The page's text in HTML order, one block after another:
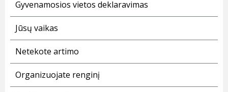
Gyvenamosios vietos deklaravimas
Jūsų vaikas
Netekote artimo
Organizuojate renginį